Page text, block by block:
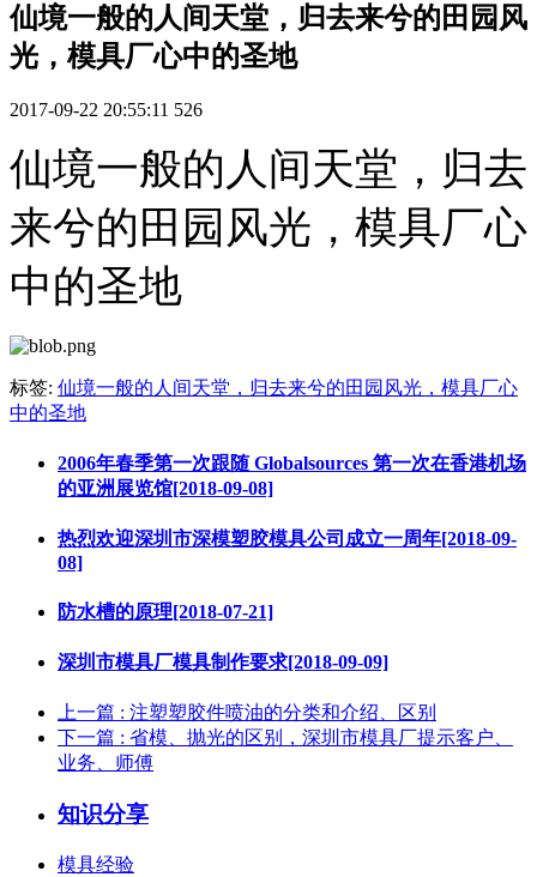
仙境一般的人间天堂，归去来兮的田园风
光，模具厂心中的圣地
2017-09-22 20:55:11 526
仙境一般的人间天堂，归去
来兮的田园风光，模具厂心
中的圣地
标签: 仙境一般的人间天堂，归去来兮的田园风光，模具厂心
中的圣地
2006年春季第一次跟随 Globalsources 第一次在香港机场
的亚洲展览馆[2018-09-08]
热烈欢迎深圳市深模塑胶模具公司成立一周年[2018-09-
08]
防水槽的原理[2018-07-21]
深圳市模具厂模具制作要求[2018-09-09]
上一篇 : 注塑塑胶件喷油的分类和介绍、区别
下一篇 : 省模、抛光的区别，深圳市模具厂提示客户、
业务、师傅
知识分享
模具经验